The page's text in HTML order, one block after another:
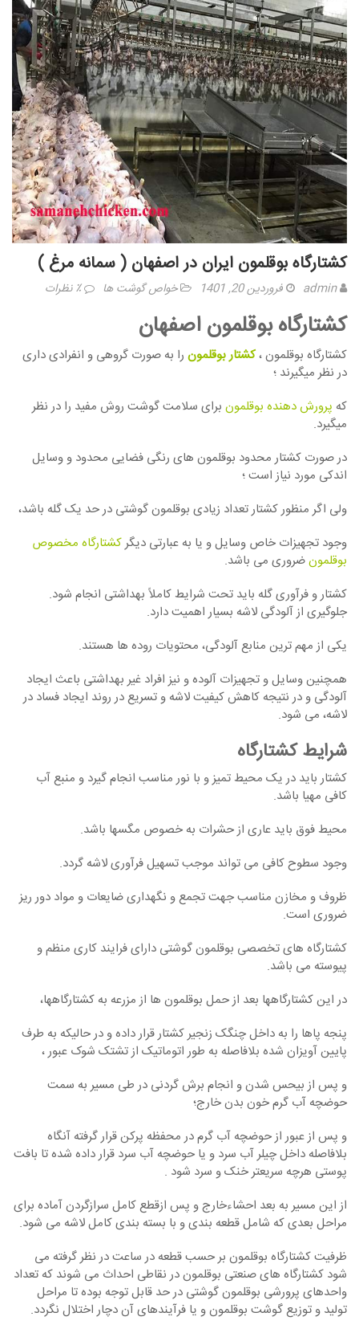
کشتارگاه بوقلمون ایران در اصفهان ( سمانه مرغ )
admin فروردین 20, 1401 خواص گوشت ها ٪ نظرات
کشتارگاه بوقلمون اصفهان
کشتارگاه بوقلمون ،کشتار بوقلمون را به صورت گروهی و انفرادی داری
در نظر میگیرند ؛
که پرورش دهنده بوقلمون برای سلامت گوشت روش مفید را در نظر
میگیرد.
در صورت کشتار محدود بوقلمون های رنگی فضایی محدود و وسایل
اندکی مورد نیاز است ؛
ولی اگر منظور کشتار تعداد زیادی بوقلمون گوشتی در حد یک گله باشد،
وجود تجهیزات خاص وسایل و یا به عبارتی دیگرکشتارگاه مخصوص
بوقلمونضروری می باشد.
کشتار و فرآوری گله باید تحت شرایط کاملاً بهداشتی انجام شود.
جلوگیری از آلودگی لاشه بسیار اهمیت دارد.
یکی از مهم ترین منابع آلودگی، محتویات روده ها هستند.
همچنین وسایل و تجهیزات آلوده و نیز افراد غیر بهداشتی باعث ایجاد
آلودگی و در نتیجه کاهش کیفیت لاشه و تسریع در روند ایجاد فساد در
لاشه، می شود.
شرایط کشتارگاه
کشتار باید در یک محیط تمیز و با نور مناسب انجام گیرد و منبع آب
کافی مهیا باشد.
محیط فوق باید عاری از حشرات به خصوص مگسها باشد.
وجود سطوح کافی می تواند موجب تسهیل فرآوری لاشه گردد.
ظروف و مخازن مناسب جهت تجمع و نگهداری ضایعات و مواد دور ریز
ضروری است.
کشتارگاه های تخصصی بوقلمون گوشتی دارای فرایند کاری منظم و
پیوسته می باشد.
در این کشتارگاهها بعد از حمل بوقلمون ها از مزرعه به کشتارگاهها،
پنجه پاها را به داخل چنگک زنجیر کشتار قرار داده و در حالیکه به طرف
پایین آویزان شده بلافاصله به طور اتوماتیک از تشتک شوک عبور ،
و پس از بی­حس شدن و انجام برش گردنی در طی مسیر به سمت
حوضچه آب گرم خون بدن خارج؛
و پس از عبور از حوضچه آب گرم در محفظه پرکن قرار گرفته آنگاه
بلافاصله داخل چیلر آب سرد و یا حوضچه آب سرد قرار داده شده تا بافت
پوستی هرچه سریعتر خنک و سرد شود .
از این مسیر به بعد احشاءخارج و پس ازقطع کامل سرازگردن آماده برای
مراحل بعدی که شامل قطعه بندی و با بسته بندی کامل لاشه می شود.
ظرفیت کشتارگاه بوقلمون بر حسب قطعه در ساعت در نظر گرفته می
شود کشتارگاه های صنعتی بوقلمون در نقاطی احداث می شوند که تعداد
واحدهای پرورشی بوقلمون گوشتی در حد قابل توجه بوده تا مراحل
تولید و توزیع گوشت بوقلمون و یا فرآیندهای آن دچار اختلال نگردد.